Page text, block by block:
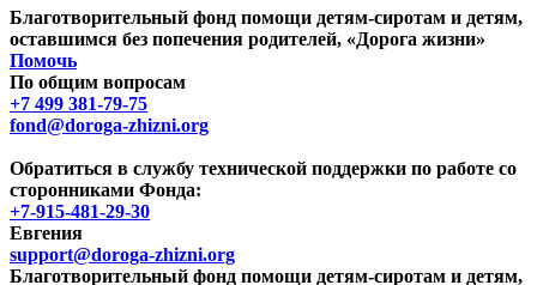
Благотворительный фонд помощи детям-сиротам и детям,
оставшимся без попечения родителей, «Дорога жизни»
Помочь
По общим вопросам
+7 499 381-79-75
fond@doroga-zhizni.org
Обратиться в службу технической поддержки по работе со
сторонниками Фонда:
+7-915-481-29-30
Евгения
support@doroga-zhizni.org
Благотворительный фонд помощи детям-сиротам и детям,